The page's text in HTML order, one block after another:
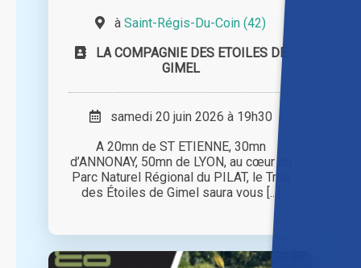
à Saint-Régis-Du-Coin (42)
LA COMPAGNIE DES ETOILES DE
GIMEL
samedi 20 juin 2026 à 19h30
A 20mn de ST ETIENNE, 30mn
d’ANNONAY, 50mn de LYON, au cœur du
Parc Naturel Régional du PILAT, le Trail
des Étoiles de Gimel saura vous [...]